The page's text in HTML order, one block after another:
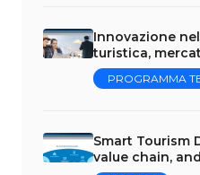
Innovazione
turistica,
PROGRAMMA
Smart Tourism
value chain,